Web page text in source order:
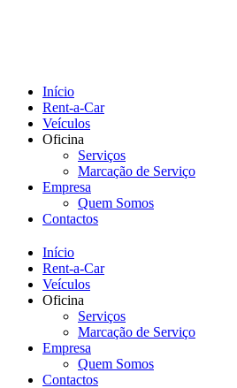
Início
Rent-a-Car
Veículos
Oficina
Serviços
Marcação de Serviço
Empresa
Quem Somos
Contactos
Início
Rent-a-Car
Veículos
Oficina
Serviços
Marcação de Serviço
Empresa
Quem Somos
Contactos